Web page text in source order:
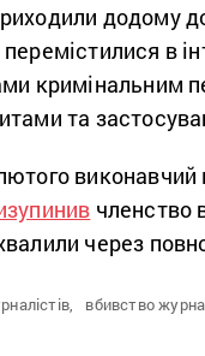
додому
в
кримінальним
та
виконавчий
членство
через
вбивство